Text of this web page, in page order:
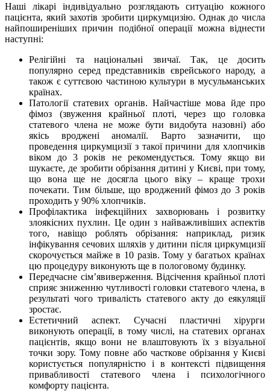
Наші лікарі індивідуально розглядають ситуацію кожного
пацієнта, який захотів зробити циркумцизію. Однак до числа
найпоширеніших причин подібної операції можна віднести
наступні:
Релігійні та національні звичаї. Так, це досить
популярно серед представників єврейського народу, а
також є суттєвою частиною культури в мусульманських
країнах.
Патології статевих органів. Найчастіше мова йде про
фімоз (звуження крайньої плоті, через що головка
статевого члена не може бути видобута назовні) або
якісь вроджені аномалії. Варто зазначити, що
проведення циркумцизії з такої причини для хлопчиків
віком до 3 років не рекомендується. Тому якщо ви
шукаєте, де зробити обрізання дитині у Києві, при тому,
що вона ще не досягла цього віку – краще трохи
почекати. Тим більше, що вроджений фімоз до 3 років
проходить у 90% хлопчиків.
Профілактика інфекційних захворювань і розвитку
злоякісних пухлин. Це один з найважливіших аспектів
того, навіщо роблять обрізання: наприклад, ризик
інфікування сечових шляхів у дитини після циркумцизії
скорочується майже в 10 разів. Тому у багатьох країнах
цю процедуру виконують ще в пологовому будинку.
Передчасне сім’явиверження. Відсічення крайньої плоті
сприяє зниженню чутливості головки статевого члена, в
результаті чого тривалість статевого акту до еякуляції
зростає.
Естетичний аспект. Сучасні пластичні хірурги
виконують операції, в тому числі, на статевих органах
пацієнтів, якщо вони не влаштовують їх з візуальної
точки зору. Тому повне або часткове обрізання у Києві
користується популярністю і в контексті підвищення
привабливості статевого члена і психологічного
комфорту пацієнта.